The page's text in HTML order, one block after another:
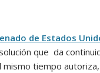
de Estados
que da
tiempo